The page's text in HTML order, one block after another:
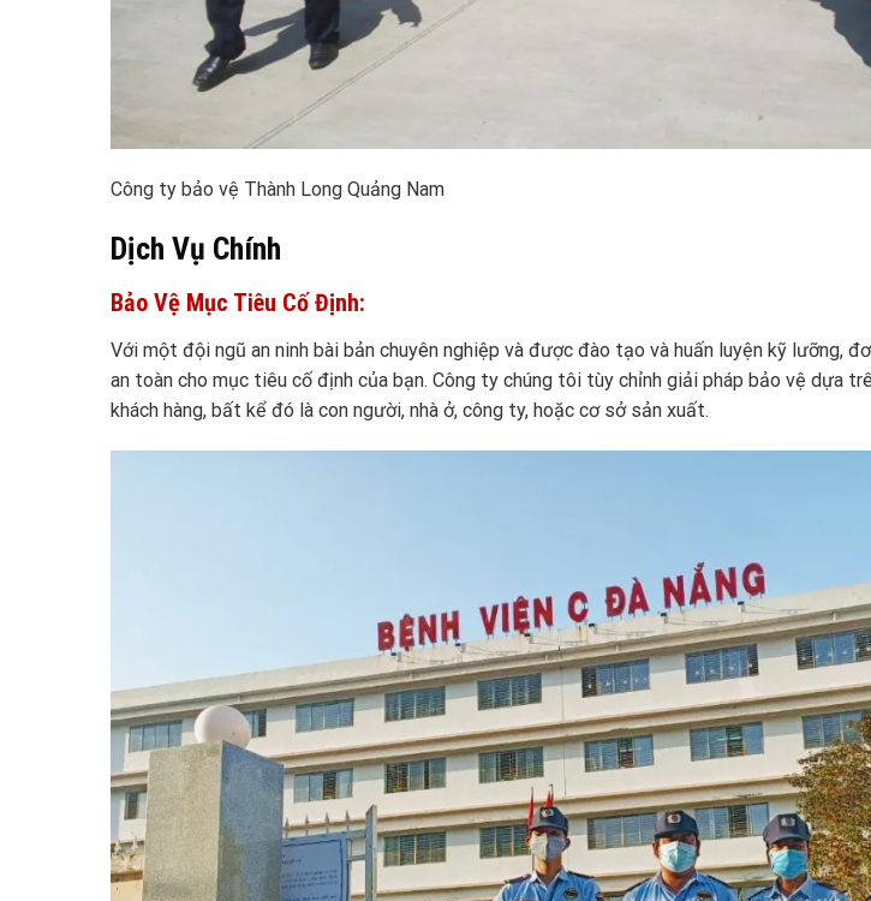
Công ty bảo vệ Thành Long Quảng Nam
Dịch Vụ Chính
Bảo Vệ Mục Tiêu Cố Định:
Với một đội ngũ an ninh bài bản chuyên nghiệp và được đào tạo và huấn luyện kỹ lưỡng,
an toàn cho mục tiêu cố định của bạn. Công ty chúng tôi tùy chỉnh giải pháp bảo vệ dựa
khách hàng, bất kể đó là con người, nhà ở, công ty, hoặc cơ sở sản xuất.